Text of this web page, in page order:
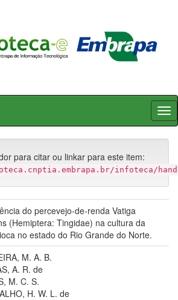
para citar ou linkar para este item:
infoteca/
do percevejo-de-renda Vatiga
(Hemiptera: Tingidae) na cultura da
no estado do Rio Grande do Norte.
M. A. B.
A. R. de
M. C. S.
H. W. L. de